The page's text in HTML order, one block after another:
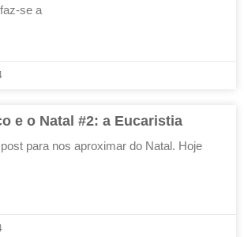
se a
e o Natal #2: a Eucaristia
para nos aproximar do Natal. Hoje